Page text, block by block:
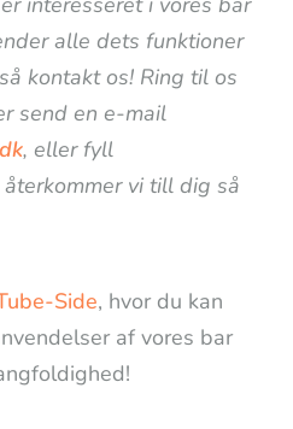
alle dets funktioner
kontakt os! Ring til os
send en e-mail
, eller fyll
återkommer vi till dig så
Side, hvor du kan
af vores bar